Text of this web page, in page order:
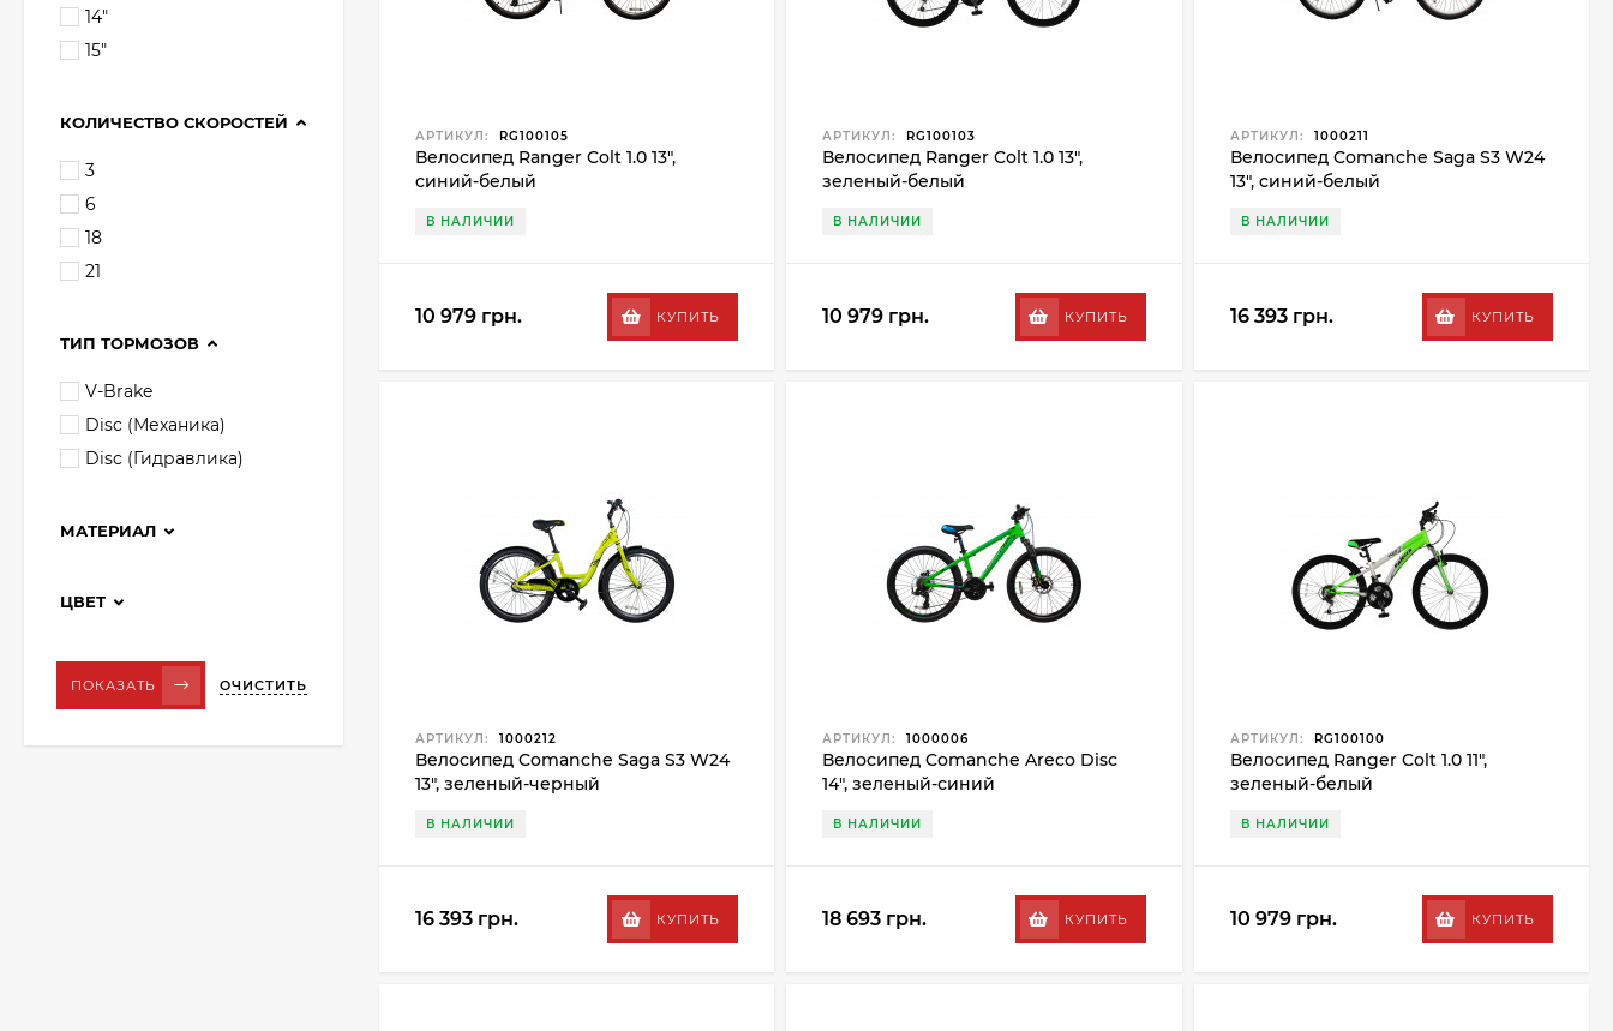
АРТИКУЛ: RG100105
Велосипед Ranger Colt 1.0 13",
синий-белый
В НАЛИЧИИ
10 979 грн. КУПИТЬ
АРТИКУЛ: RG100103
Велосипед Ranger Colt 1.0 13",
зеленый-белый
В НАЛИЧИИ
10 979 грн. КУПИТЬ
АРТИКУЛ: 1000211
Велосипед Comanche Saga S3 W24
13", синий-белый
В НАЛИЧИИ
16 393 грн. КУПИТЬ
АРТИКУЛ: 1000212
Велосипед Comanche Saga S3 W24
13", зеленый-черный
В НАЛИЧИИ
16 393 грн. КУПИТЬ
АРТИКУЛ: 1000006
Велосипед Comanche Areco Disc
14", зеленый-синий
В НАЛИЧИИ
18 693 грн. КУПИТЬ
АРТИКУЛ: RG100100
Велосипед Ranger Colt 1.0 11",
зеленый-белый
В НАЛИЧИИ
10 979 грн. КУПИТЬ
14"
15"
КОЛИЧЕСТВО СКОРОСТЕЙ
3
6
18
21
ТИП ТОРМОЗОВ
V-Brake
Disc (Механика)
Disc (Гидравлика)
МАТЕРИАЛ
ЦВЕТ
ПОКАЗАТЬ ОЧИСТИТЬ